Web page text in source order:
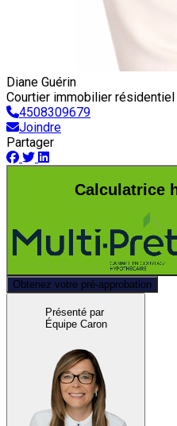
Diane Guérin
Courtier immobilier résidentiel
4508309679
Joindre
Partager
Calculatrice
Obtenez votre pré-approbation
Présenté par
Équipe Caron